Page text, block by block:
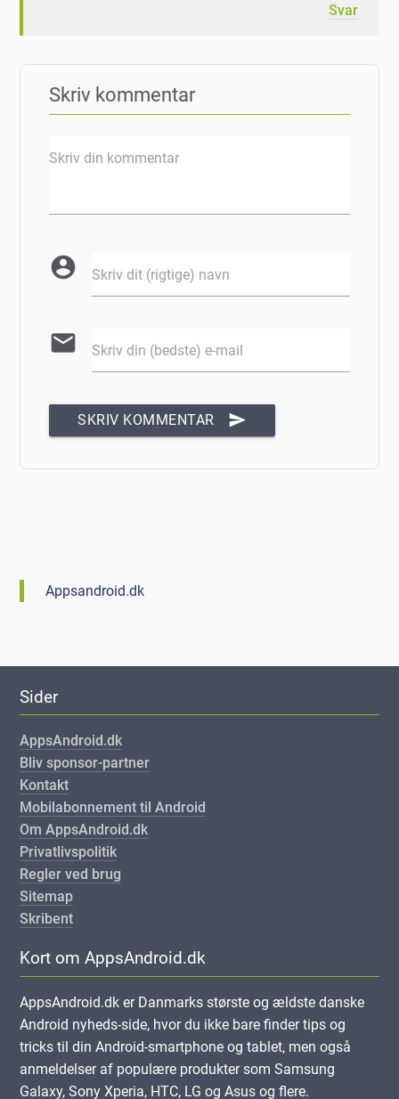
Svar
Skriv kommentar
Skriv din kommentar
account_circle Skriv dit (rigtige) navn
email Skriv din (bedste) e-mail
SKRIV KOMMENTAR send
Appsandroid.dk
Sider
AppsAndroid.dk
Bliv sponsor-partner
Kontakt
Mobilabonnement til Android
Om AppsAndroid.dk
Privatlivspolitik
Regler ved brug
Sitemap
Skribent
Kort om AppsAndroid.dk
AppsAndroid.dk er Danmarks største og ældste danske
Android nyheds-side, hvor du ikke bare finder tips og
tricks til din Android-smartphone og tablet, men også
anmeldelser af populære produkter som Samsung
Galaxy, Sony Xperia, HTC, LG og Asus og flere.